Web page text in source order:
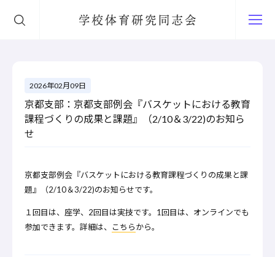
学校体育研究同志会
2026年02月09日
京都支部：京都支部例会『バスケットにおける教育
課程づくりの成果と課題』（2/10＆3/22)のお知ら
せ
京都支部例会『バスケットにおける教育課程づくりの成果と課
題』
（2/10＆3/22)のお知らせです。
１回目は、座学、2回目は実技です。1回目は、 オンラインでも
参加できます。詳細は、
こちらから。